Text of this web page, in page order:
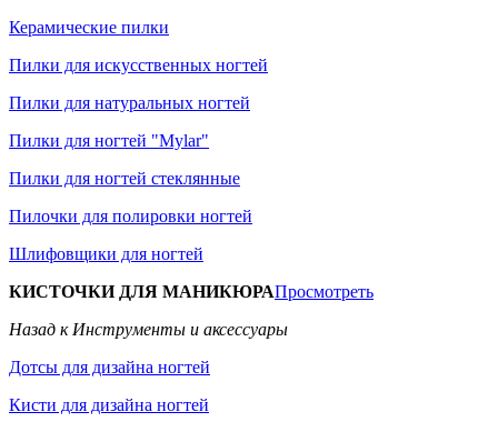
Керамические пилки
Пилки для искусственных ногтей
Пилки для натуральных ногтей
Пилки для ногтей "Mylar"
Пилки для ногтей стеклянные
Пилочки для полировки ногтей
Шлифовщики для ногтей
КИСТОЧКИ ДЛЯ МАНИКЮРАПросмотреть
Назад к Инструменты и аксессуары
Дотсы для дизайна ногтей
Кисти для дизайна ногтей